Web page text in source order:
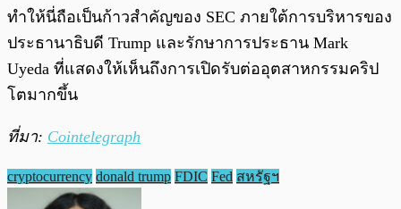
ทำให้นี่ถือเป็นก้าวสำคัญของ SEC ภายใต้การบริหารของ
ประธานาธิบดี Trump และรักษาการประธาน Mark
Uyeda ที่แสดงให้เห็นถึงการเปิดรับต่ออุตสาหกรรมคริป
โตมากขึ้น
ที่มา: Cointelegraph
cryptocurrency donald trump FDIC Fed สหรัฐฯ